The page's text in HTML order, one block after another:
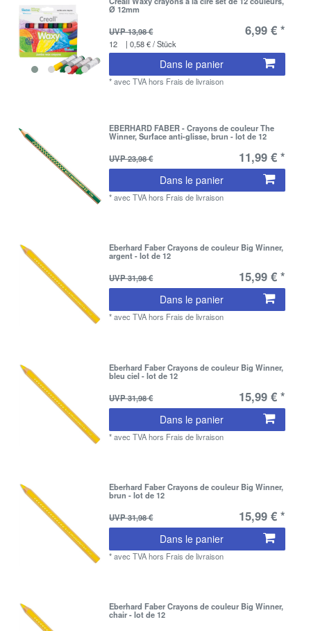
Ø 12mm
UVP 13,98 €
6,99 € *
12 | 0,58 € / Stück
Dans le panier
*avec TVAhors Frais de livraison
EBERHARD FABER - Crayons de couleur The
Winner, Surface anti-glisse, brun - lot de 12
UVP 23,98 €
11,99 € *
Dans le panier
*avec TVAhors Frais de livraison
Eberhard Faber Crayons de couleur Big Winner,
argent - lot de 12
UVP 31,98 €
15,99 € *
Dans le panier
*avec TVAhors Frais de livraison
Eberhard Faber Crayons de couleur Big Winner,
bleu ciel - lot de 12
UVP 31,98 €
15,99 € *
Dans le panier
*avec TVAhors Frais de livraison
Eberhard Faber Crayons de couleur Big Winner,
brun - lot de 12
UVP 31,98 €
15,99 € *
Dans le panier
*avec TVAhors Frais de livraison
Eberhard Faber Crayons de couleur Big Winner,
chair - lot de 12